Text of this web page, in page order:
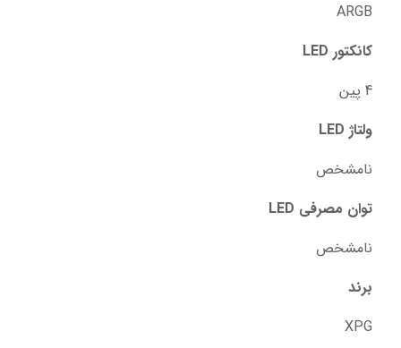
ARGB
کانکتور LED
4 پین
ولتاژ LED
نامشخص
توان مصرفی LED
نامشخص
برند
XPG